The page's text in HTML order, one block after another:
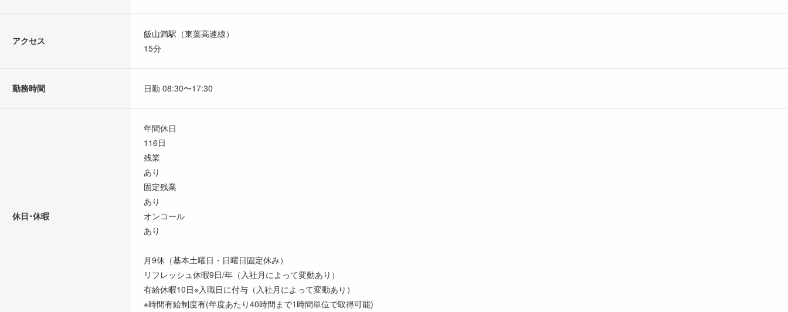
アクセス
飯山満駅（東葉高速線）
15分
勤務時間 日勤 08:30〜17:30
休日･休暇
年間休日
116日
残業
あり
固定残業
あり
オンコール
あり
月9休（基本土曜日・日曜日固定休み）
リフレッシュ休暇9日/年（入社月によって変動あり）
有給休暇10日※入職日に付与（入社月によって変動あり）
※時間有給制度有(年度あたり40時間まで1時間単位で取得可能)